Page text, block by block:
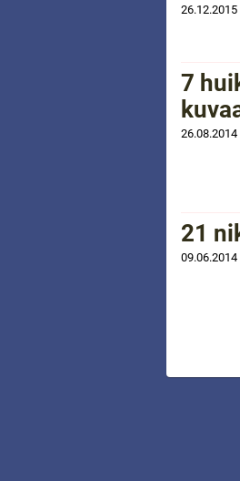
26.12.2015
7
26.08.2014
21
09.06.2014